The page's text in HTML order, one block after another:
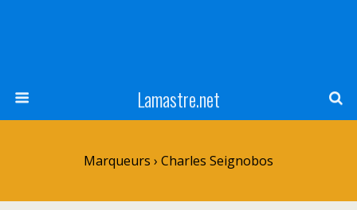
Lamastre.net
Marqueurs › Charles Seignobos